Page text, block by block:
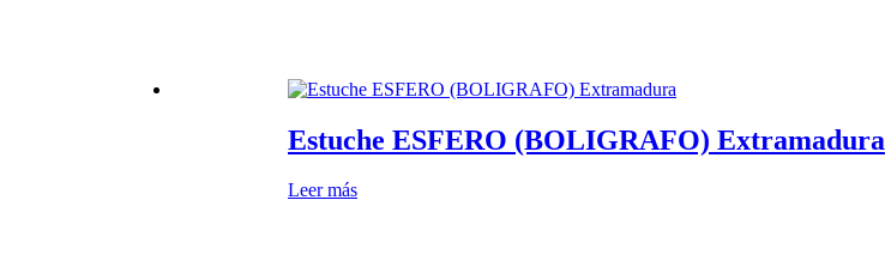
Estuche ESFERO (BOLIGRAFO) Extramadura
Leer más